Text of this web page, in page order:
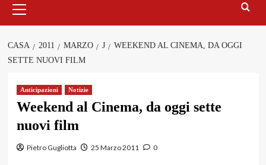
principale
CASA 2011 MARZO J
WEEKEND AL CINEMA, DA OGGI
SETTE NUOVI FILM
Anticipazioni Notizie
Weekend al Cinema, da oggi sette
nuovi film
Pietro Gugliotta 25 Marzo 2011 0